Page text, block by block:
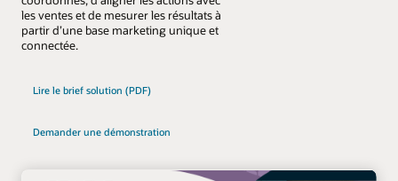
les ventes et de mesurer les résultats à
partir d’une base marketing unique et
connectée.
Lire le brief solution (PDF)
Demander une démonstration